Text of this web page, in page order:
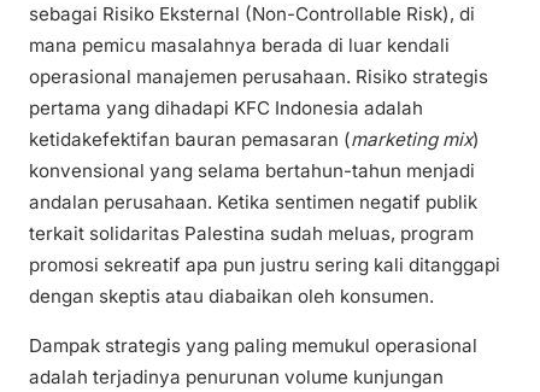
sebagai Risiko Eksternal (Non-Controllable Risk), di
mana pemicu masalahnya berada di luar kendali
operasional manajemen perusahaan. Risiko strategis
pertama yang dihadapi KFC Indonesia adalah
ketidakefektifan bauran pemasaran (marketing mix)
konvensional yang selama bertahun-tahun menjadi
andalan perusahaan. Ketika sentimen negatif publik
terkait solidaritas Palestina sudah meluas, program
promosi sekreatif apa pun justru sering kali ditanggapi
dengan skeptis atau diabaikan oleh konsumen.
Dampak strategis yang paling memukul operasional
adalah terjadinya penurunan volume kunjungan